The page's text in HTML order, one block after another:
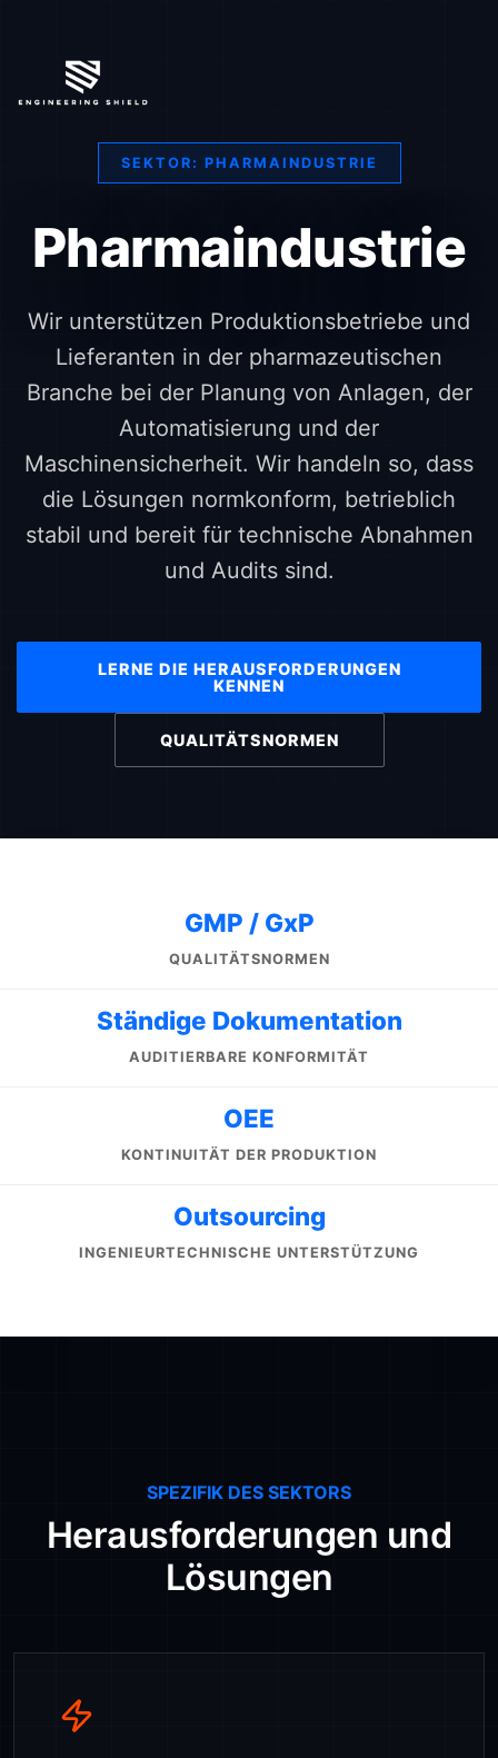
SEKTOR: PHARMAINDUSTRIE
Pharmaindustrie
Wir unterstützen Produktionsbetriebe und
Lieferanten in der pharmazeutischen
Branche bei der Planung von Anlagen, der
Automatisierung und der
Maschinensicherheit. Wir handeln so, dass
die Lösungen normkonform, betrieblich
stabil und bereit für technische Abnahmen
und Audits sind.
LERNE DIE HERAUSFORDERUNGEN
KENNEN
QUALITÄTSNORMEN
GMP / GxP
QUALITÄTSNORMEN
Ständige Dokumentation
AUDITIERBARE KONFORMITÄT
OEE
KONTINUITÄT DER PRODUKTION
Outsourcing
INGENIEURTECHNISCHE UNTERSTÜTZUNG
SPEZIFIK DES SEKTORS
Herausforderungen und
Lösungen